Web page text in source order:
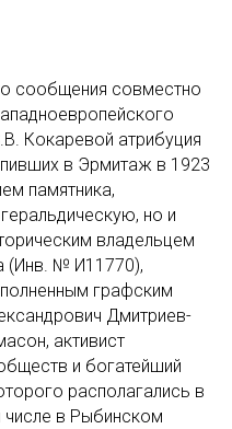
сообщения совместно
Кокаревой атрибуция
в Эрмитаж в 1923
памятника,
но и
владельцем
(Инв. № И11770),
графским
Дмитриев-
активист
и богатейший
располагались в
числе в Рыбинском